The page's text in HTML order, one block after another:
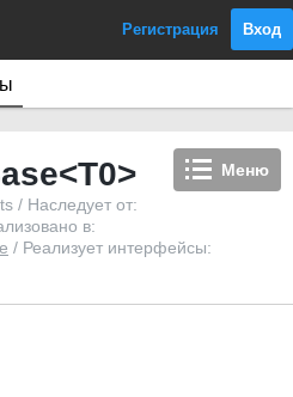
Регистрация Вход
Меню
/ Наследует от:
в:
/ Реализует интерфейсы: